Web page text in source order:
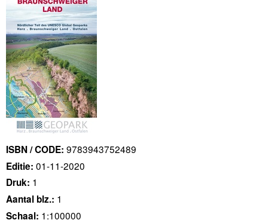
ISBN / CODE: 9783943752489
Editie: 01-11-2020
Druk: 1
Aantal blz.: 1
Schaal: 1:100000